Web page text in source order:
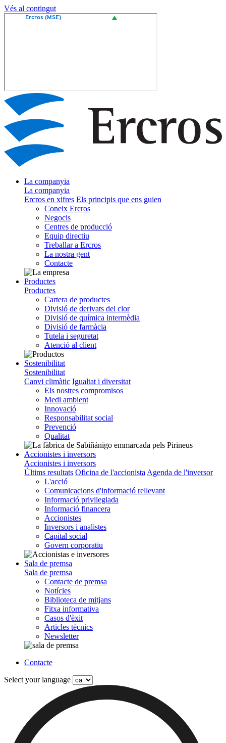
Vés al contingut
La companyia
La companyia
Ercros en xifres Els principis que ens guien
Coneix Ercros
Negocis
Centres de producció
Equip directiu
Treballar a Ercros
La nostra gent
Contacte
Productes
Productes
Cartera de productes
Divisió de derivats del clor
Divisió de química intermèdia
Divisió de farmàcia
Tutela i seguretat
Atenció al client
Sostenibilitat
Sostenibilitat
Canvi climàtic Igualtat i diversitat
Els nostres compromisos
Medi ambient
Innovació
Responsabilitat social
Prevenció
Qualitat
Accionistes i inversors
Accionistes i inversors
Últims resultats Oficina de l'accionista Agenda de l'inversor
L'acció
Comunicacions d'informació rellevant
Informació privilegiada
Informació financera
Accionistes
Inversors i analistes
Capital social
Govern corporatiu
Sala de premsa
Sala de premsa
Contacte de premsa
Notícies
Biblioteca de mitjans
Fitxa informativa
Casos d'èxit
Articles tècnics
Newsletter
Contacte
Select your language